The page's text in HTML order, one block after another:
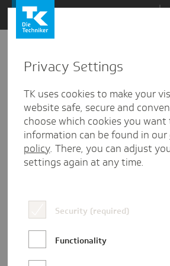
Zum
Inhalt
springen
Natalie Hahn
Natalie ist Social-Media- und
Redakteurin in der
Privacy Settings
TK uses cookies to make your
website safe, secure and
choose which cookies you want
information can be found in our
policy. There, you can adjust
settings again at any time.
Security (required)
Functionality